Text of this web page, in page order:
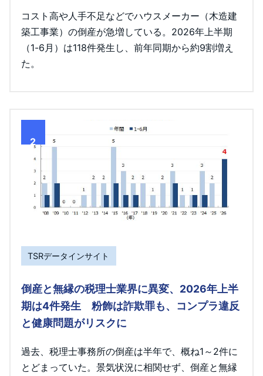
コスト高や人手不足などでハウスメーカー（木造建
築工事業）の倒産が急増している。2026年上半期
（1-6月）は118件発生し、前年同期から約9割増え
た。
2
TSRデータインサイト
倒産と無縁の税理士業界に異変、2026年上半
期は4件発生 粉飾は詐欺罪も、コンプラ違反
と健康問題がリスクに
過去、税理士事務所の倒産は半年で、概ね1～2件に
とどまっていた。景気状況に相関せず、倒産と無縁